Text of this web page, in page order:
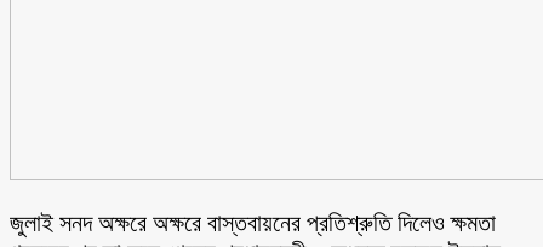
জুলাই সনদ অক্ষরে অক্ষরে বাস্তবায়নের প্রতিশ্রুতি দিলেও ক্ষমতা